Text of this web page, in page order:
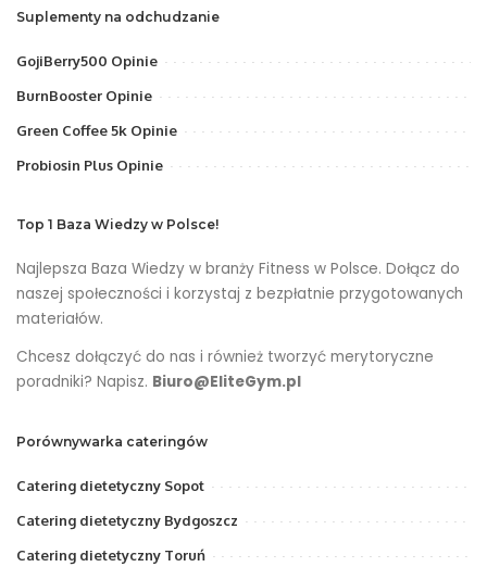
Suplementy na odchudzanie
GojiBerry500 Opinie
BurnBooster Opinie
Green Coffee 5k Opinie
Probiosin Plus Opinie
Top 1 Baza Wiedzy w Polsce!
Najlepsza Baza Wiedzy w branży Fitness w Polsce. Dołącz do
naszej społeczności i korzystaj z bezpłatnie przygotowanych
materiałów.
Chcesz dołączyć do nas i również tworzyć merytoryczne
poradniki? Napisz. Biuro@EliteGym.pl
Porównywarka cateringów
Catering dietetyczny Sopot
Catering dietetyczny Bydgoszcz
Catering dietetyczny Toruń